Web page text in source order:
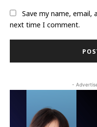
Save my name,
next time I comment.
-